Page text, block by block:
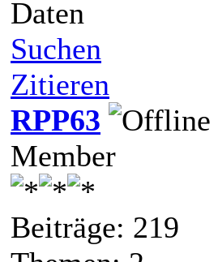
Daten
Suchen
Zitieren
RPP63
Member
Beiträge: 219